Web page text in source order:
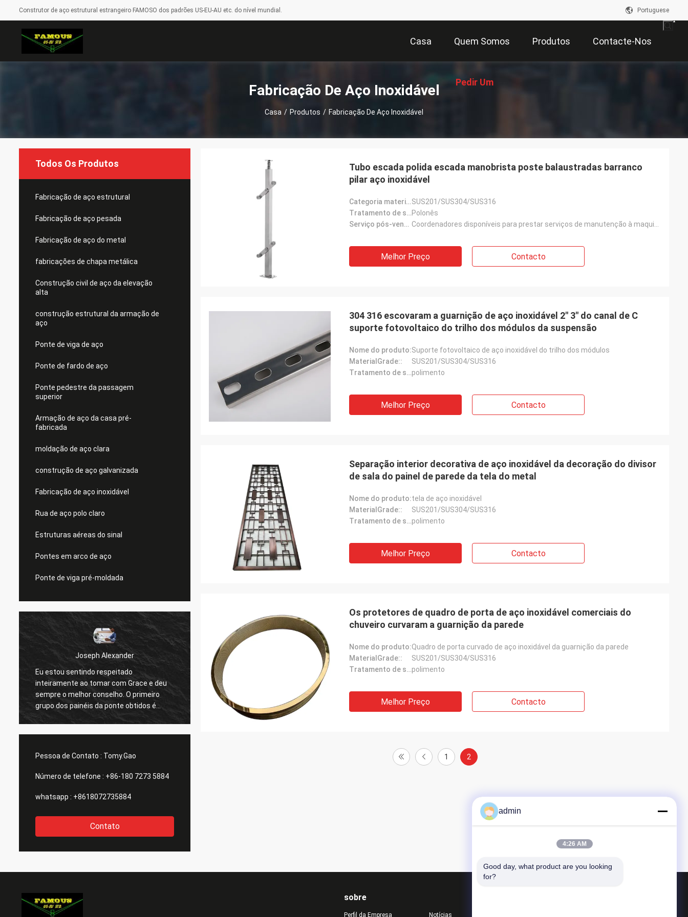
Construtor de aço estrutural estrangeiro FAMOSO dos padrões US-EU-AU etc. do nível mundial. Portuguese
Casa Quem Somos Produtos Contacte-Nos
Pedir Um
Fabricação De Aço Inoxidável
Casa / Produtos / Fabricação De Aço Inoxidável
Todos Os Produtos
Fabricação de aço estrutural
Fabricação de aço pesada
Fabricação de aço do metal
fabricações de chapa metálica
Construção civil de aço da elevação
alta
construção estrutural da armação de
aço
Ponte de viga de aço
Ponte de fardo de aço
Ponte pedestre da passagem
superior
Armação de aço da casa pré-
fabricada
moldação de aço clara
construção de aço galvanizada
Fabricação de aço inoxidável
Rua de aço polo claro
Estruturas aéreas do sinal
Pontes em arco de aço
Ponte de viga pré-moldada
Joseph Alexander
Eu estou sentindo respeitado
inteiramente ao tomar com Grace e deu
sempre o melhor conselho. O primeiro
grupo dos painéis da ponte obtidos é
grande demasiado. agradecimentos
Os bons membros da equipe oferecem
sempre o orçamento a tempo e
respondem a perguntas com paciência,
grande trabalho!
Pessoa de Contato : Tomy.Gao
Número de telefone : +86-180 7273 5884
whatsapp : +8618072735884
Contato
Tubo escada polida escada manobrista poste balaustradas barranco
pilar aço inoxidável
Categoria material::SUS201/SUS304/SUS316
Tratamento de superfície::Polonês
Serviço pós-venda prestado:
Melhor Preço Contacto
304 316 escovaram a guarnição de aço inoxidável 2" 3" do canal de C
suporte fotovoltaico do trilho dos módulos da suspensão
Nome do produto:Suporte fotovoltaico de aço inoxidável do trilho dos módulos
MaterialGrade::
SUS201/SUS304/SUS316
Tratamento de superfície::polimento
Melhor Preço Contacto
Separação interior decorativa de aço inoxidável da decoração do divisor
de sala do painel de parede da tela do metal
Nome do produto:tela de aço inoxidável
MaterialGrade::
SUS201/SUS304/SUS316
Tratamento de superfície::polimento
Melhor Preço Contacto
Os protetores de quadro de porta de aço inoxidável comerciais do
chuveiro curvaram a guarnição da parede
Nome do produto:Quadro de porta curvado de aço inoxidável da guarnição da parede
MaterialGrade::
SUS201/SUS304/SUS316
Tratamento de superfície::polimento
Melhor Preço Contacto
1 2
sobre
Perfil da Empresa Notícias
admin
4:26 AM
Good day, what product are you looking
for?